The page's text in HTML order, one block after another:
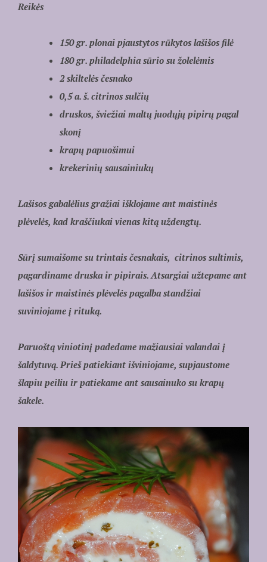
Reikės
150 gr. plonai pjaustytos rūkytos lašišos filė
180 gr. philadelphia sūrio su žolelėmis
2 skiltelės česnako
0,5 a. š. citrinos sulčių
druskos, šviežiai maltų juodųjų pipirų pagal
skonį
krapų papuošimui
krekerinių sausainiukų
Lašisos gabalėlius gražiai išklojame ant maistinės
plėvelės, kad kraščiukai vienas kitą uždengtų.
Sūrį sumaišome su trintais česnakais, citrinos sultimis,
pagardiname druska ir pipirais. Atsargiai užtepame ant
lašišos ir maistinės plėvelės pagalba standžiai
suviniojame į rituką.
Paruoštą viniotinį padedame mažiausiai valandai į
šaldytuvą. Prieš patiekiant išviniojame, supjaustome
šlapiu peiliu ir patiekame ant sausainuko su krapų
šakele.